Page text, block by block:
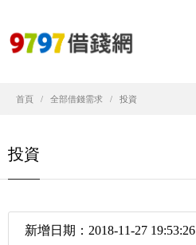
首頁 全部借錢需求 投資
投資
新增日期：2018-11-27 19:53:26